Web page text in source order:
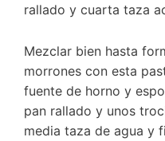
rallado y cuarta taza
Mezclar bien hasta
morrones con esta
fuente de horno y
pan rallado y unos
media taza de agua y